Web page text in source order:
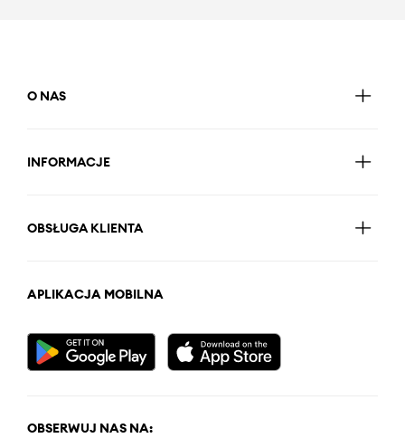
O NAS
INFORMACJE
OBSŁUGA KLIENTA
APLIKACJA MOBILNA
OBSERWUJ NAS NA: